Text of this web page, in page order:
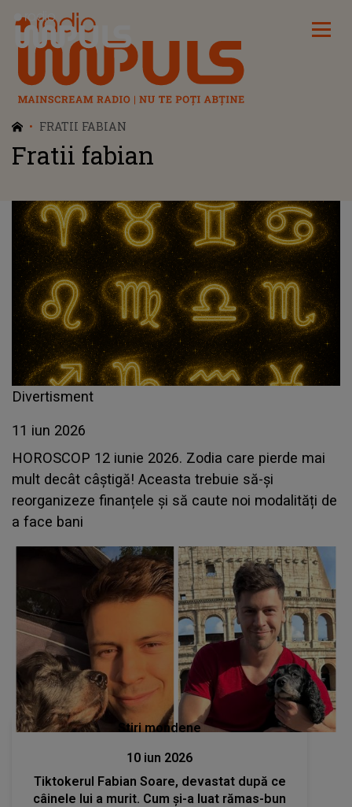
Radio Impuls
FRATII FABIAN
Fratii fabian
Divertisment
11 iun 2026
HOROSCOP 12 iunie 2026. Zodia care pierde mai
mult decât câștigă! Aceasta trebuie să-și
reorganizeze finanțele și să caute noi modalități de
a face bani
Stiri mondene
10 iun 2026
Tiktokerul Fabian Soare, devastat după ce
câinele lui a murit. Cum și-a luat rămas-bun